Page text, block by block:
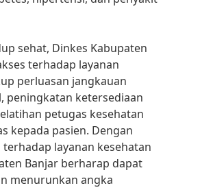
sehat, Dinkes Kabupaten
terhadap layanan
perluasan jangkauan
peningkatan ketersediaan
petugas kesehatan
kepada pasien. Dengan
layanan kesehatan
Banjar berharap dapat
menurunkan angka